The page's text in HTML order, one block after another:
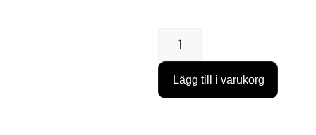
Lägg till i varukorg